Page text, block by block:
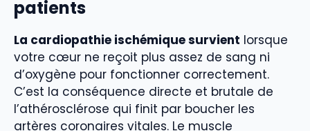
patients
La cardiopathie ischémique survient lorsque
votre cœur ne reçoit plus assez de sang ni
d’oxygène pour fonctionner correctement.
C’est la conséquence directe et brutale de
l’athérosclérose qui finit par boucher les
artères coronaires vitales. Le muscle